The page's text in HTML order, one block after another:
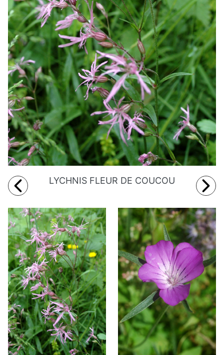
LYCHNIS FLEUR DE COUCOU